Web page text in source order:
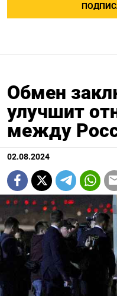
Обмен
улучшит
между
02.08.2024